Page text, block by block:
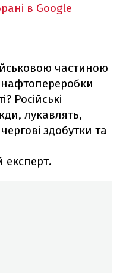
в Google
частиною
Російські
лукавлять,
здобутки та
експерт.